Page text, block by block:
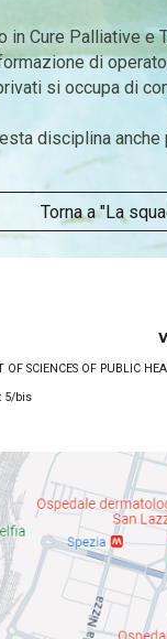
Cure Palliative e
di
si occupa di
disciplina
Torna a "La
OF SCIENCES OF PUBLIC
5/bis